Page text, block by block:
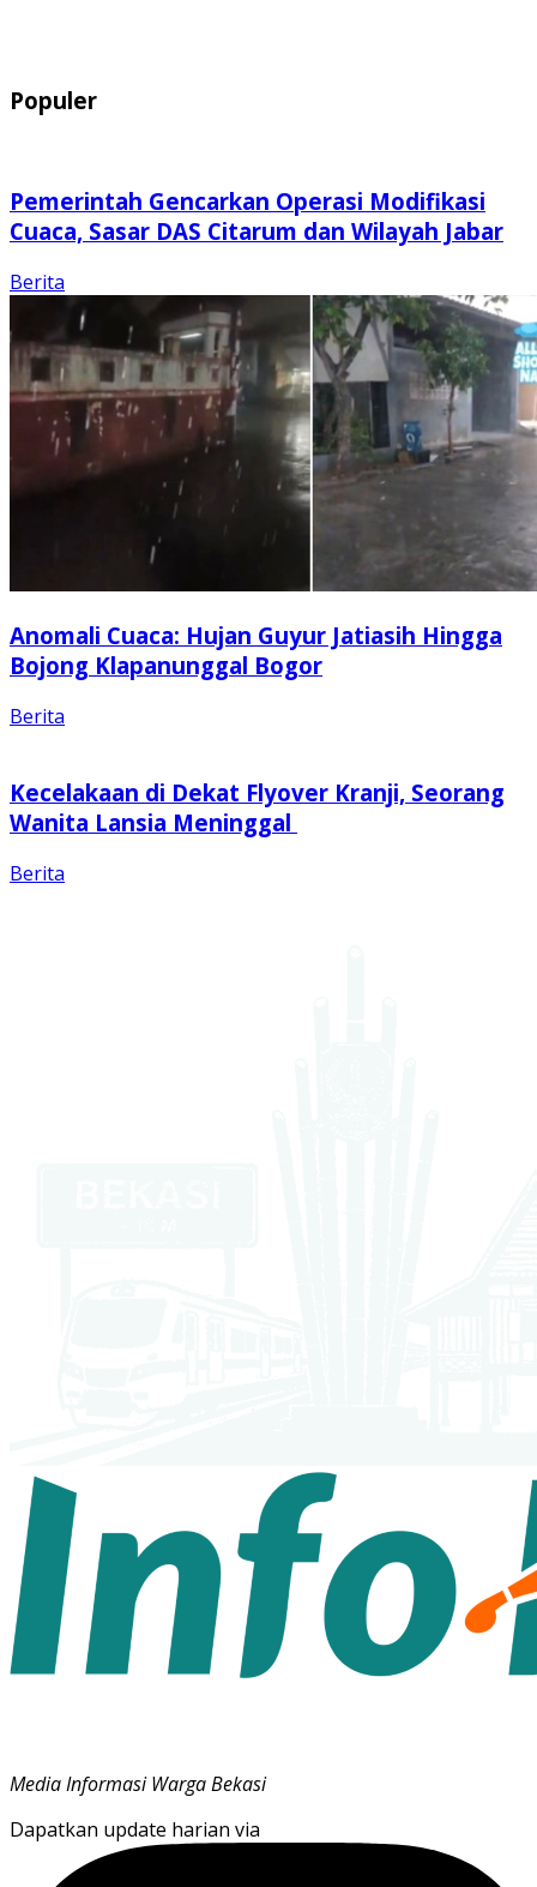
Populer
Pemerintah Gencarkan Operasi Modifikasi
Cuaca, Sasar DAS Citarum dan Wilayah Jabar
Berita
Anomali Cuaca: Hujan Guyur Jatiasih Hingga
Bojong Klapanunggal Bogor
Berita
Kecelakaan di Dekat Flyover Kranji, Seorang
Wanita Lansia Meninggal
Berita
Media Informasi Warga Bekasi
Dapatkan update harian via